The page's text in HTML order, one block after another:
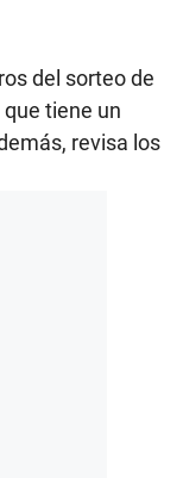
del sorteo de
tiene un
revisa los